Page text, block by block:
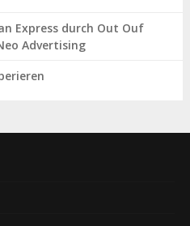
Express durch Out Ouf
Advertising